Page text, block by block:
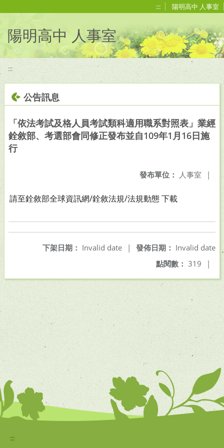
::: 陽明高中 人事室
陽明高中 人事室
:::
公告訊息
「依法考試及格人員考試類科適用職系對照表」業經
銓敘部、考選部會同修正發布並自109年1月16日施
行
發布單位： 人事室 |
請至銓敘部全球資訊網/銓敘法規/法規動態 下載
發佈日期： Invalid date
下架日期： Invalid date
|
點閱數： 319 |
:::